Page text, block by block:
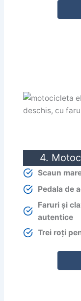
4.
Scaun
Pedala de
Faruri și
autentice
Trei roți